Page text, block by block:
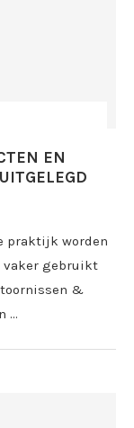
EN
praktijk worden
vaker gebruikt
&
…